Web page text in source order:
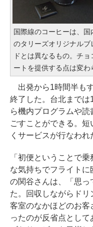
国際線のコーヒーは、国
のタリーズオリジナルブ
ドとは異なるもの。チョ
ートを提供する点は変わ
出発から1時間半も
終了した。台北まで
ら機内プログラムや
ごすことができる。
くサービスが行なわれ
「初便ということで
な気持ちでフライトに
の関谷さんは、「思っ
た。回収しながらドリ
客室のなかほどのお客
ったのが反省点とし